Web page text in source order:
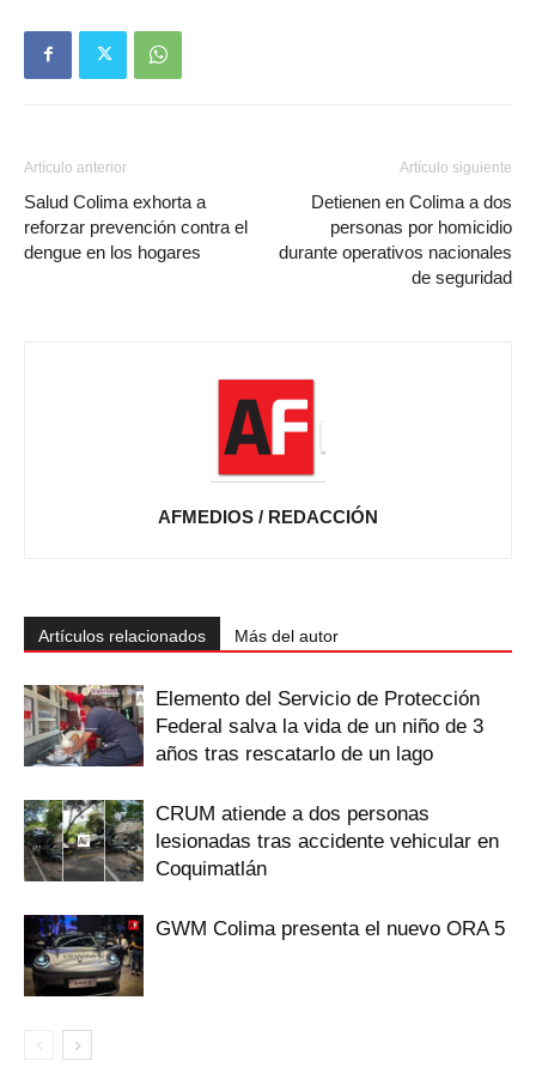
Artículo anterior
Salud Colima exhorta a
reforzar prevención contra el
dengue en los hogares
Artículo siguiente
Detienen en Colima a dos
personas por homicidio
durante operativos nacionales
de seguridad
AFMEDIOS / REDACCIÓN
Artículos relacionados Más del autor
Elemento del Servicio de Protección
Federal salva la vida de un niño de 3
años tras rescatarlo de un lago
CRUM atiende a dos personas
lesionadas tras accidente vehicular en
Coquimatlán
GWM Colima presenta el nuevo ORA 5